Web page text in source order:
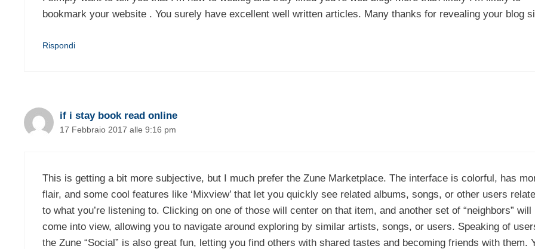
bookmark your website . You surely have excellent well written articles. Many thanks for revealing your blog
Rispondi
if i stay book read online
17 Febbraio 2017 alle 9:16 pm
This is getting a bit more subjective, but I much prefer the Zune Marketplace. The interface is colorful, has
flair, and some cool features like ‘Mixview’ that let you quickly see related albums, songs, or other users
to what you’re listening to. Clicking on one of those will center on that item, and another set of “neighbors” will
come into view, allowing you to navigate around exploring by similar artists, songs, or users. Speaking of
the Zune “Social” is also great fun, letting you find others with shared tastes and becoming friends with them.